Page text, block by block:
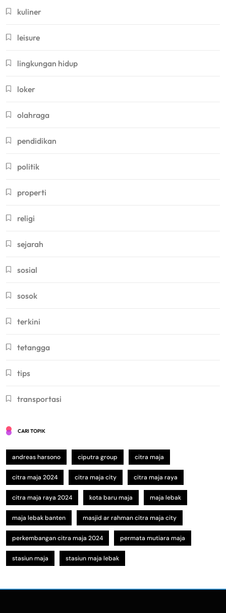
kuliner
leisure
lingkungan hidup
loker
olahraga
pendidikan
politik
properti
religi
sejarah
sosial
sosok
terkini
tetangga
tips
transportasi
CARI TOPIK
andreas harsono ciputra group citra maja
citra maja 2024 citra maja city citra maja raya
citra maja raya 2024 kota baru maja maja lebak
maja lebak banten masjid ar rahman citra maja city
perkembangan citra maja 2024 permata mutiara maja
stasiun maja stasiun maja lebak